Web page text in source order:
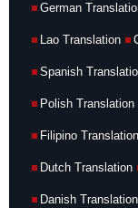
German
Lao Translation
Spanish
Polish Translation
Filipino Translation
Dutch Translation
Danish Translation